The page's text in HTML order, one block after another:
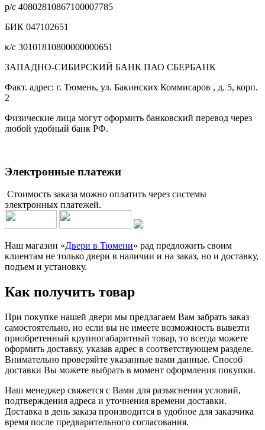
р/с 40802810867100007785
БИК 047102651
к/с 30101810800000000651
ЗАПАДНО-СИБИРСКИЙ БАНК ПАО СБЕРБАНК
Факт. адрес: г. Тюмень, ул. Бакинских Коммисаров , д. 5, корп.
2
Физические лица могут оформить банковский перевод через
любой удобный банк РФ.
Электронные платежи
Стоимость заказа можно оплатить через системы
электронных платежей.
Наш магазин «Двери в Тюмени» рад предложить своим
клиентам не только двери в наличии и на заказ, но и доставку,
подъем и установку.
Как получить товар
При покупке нашей двери мы предлагаем Вам забрать заказ
самостоятельно, но если вы не имеете возможность вывезти
приобретенный крупногабаритный товар, то всегда можете
оформить доставку, указав адрес в соответствующем разделе.
Внимательно проверяйте указанные вами данные. Способ
доставки Вы можете выбрать в момент оформления покупки.
Наш менеджер свяжется с Вами для разъяснения условий,
подтверждения адреса и уточнения времени доставки.
Доставка в день заказа производится в удобное для заказчика
время после предварительного согласования.